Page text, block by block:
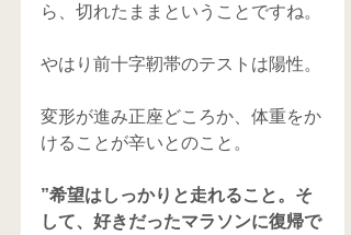
ら、切れたままということですね。
やはり前十字靭帯のテストは陽性。
変形が進み正座どころか、体重をか
けることが辛いとのこと。
”希望はしっかりと走れること。そ
して、好きだったマラソンに復帰で